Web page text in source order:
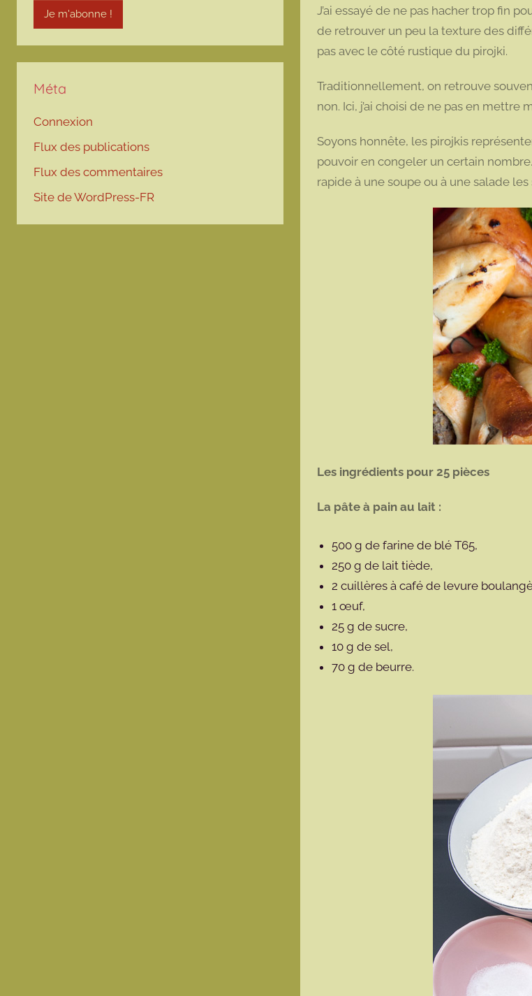
J’ai essayé de ne pas hacher trop fin
de retrouver un peu la texture des
pas avec le côté rustique du pirojki.
Traditionnellement, on retrouve
non. Ici, j’ai choisi de ne pas en mettre
Soyons honnête, les pirojkis
pouvoir en congeler un certain
rapide à une soupe ou à une salade les
Les ingrédients pour 25 pièces
La pâte à pain au lait :
500 g de farine de blé T65,
250 g de lait tiède,
2 cuillères à café de levure
1 œuf,
25 g de sucre,
10 g de sel,
70 g de beurre.
Méta
Connexion
Flux des publications
Flux des commentaires
Site de WordPress-FR